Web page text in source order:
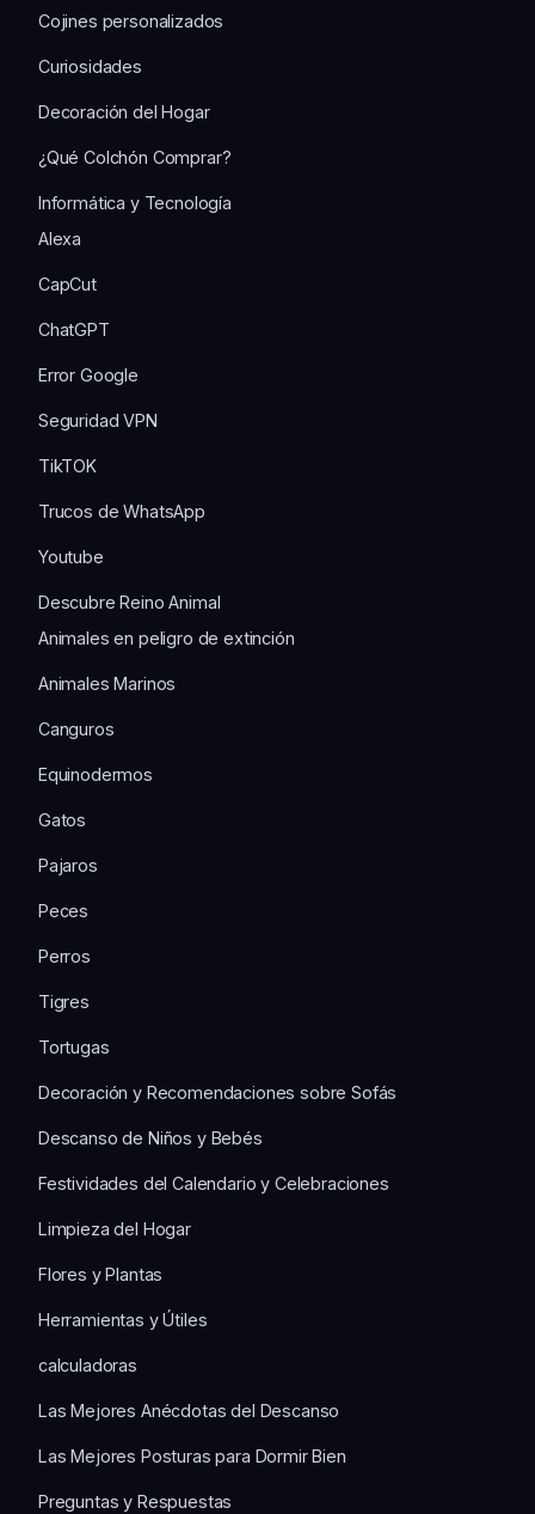
Cojines personalizados
Curiosidades
Decoración del Hogar
¿Qué Colchón Comprar?
Informática y Tecnología
Alexa
CapCut
ChatGPT
Error Google
Seguridad VPN
TikTOK
Trucos de WhatsApp
Youtube
Descubre Reino Animal
Animales en peligro de extinción
Animales Marinos
Canguros
Equinodermos
Gatos
Pajaros
Peces
Perros
Tigres
Tortugas
Decoración y Recomendaciones sobre Sofás
Descanso de Niños y Bebés
Festividades del Calendario y Celebraciones
Limpieza del Hogar
Flores y Plantas
Herramientas y Útiles
calculadoras
Las Mejores Anécdotas del Descanso
Las Mejores Posturas para Dormir Bien
Preguntas y Respuestas